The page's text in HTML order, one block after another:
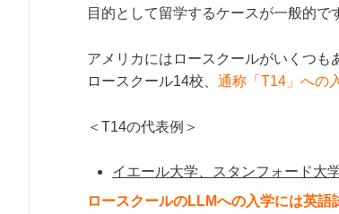
目的として留学するケースが一般的で
アメリカにはロースクールがいくつ
ロースクール14校、 通称「T14」への
＜T14の代表例＞
イエール大学、スタンフォード大
ロースクールのLLMへの入学には英語